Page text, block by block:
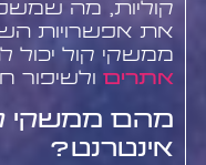
קוליות, מה
את אפשרויות
ממשקי קול יכול
אתריםולשיפור
מהם ממשקי
אינטרנט?